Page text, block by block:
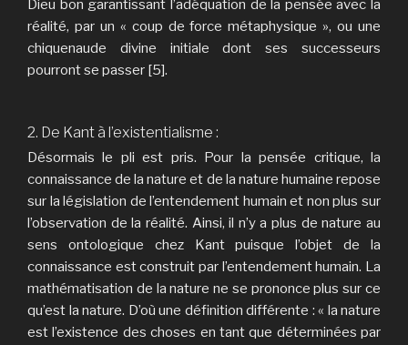
Dieu bon garantissant l’adéquation de la pensée avec la
réalité, par un « coup de force métaphysique », ou une
chiquenaude divine initiale dont ses successeurs
pourront se passer [5].
2. De Kant à l’existentialisme :
Désormais le pli est pris. Pour la pensée critique, la
connaissance de la nature et de la nature humaine repose
sur la législation de l’entendement humain et non plus sur
l’observation de la réalité. Ainsi, il n’y a plus de nature au
sens ontologique chez Kant puisque l’objet de la
connaissance est construit par l’entendement humain. La
mathématisation de la nature ne se prononce plus sur ce
qu’est la nature. D’où une définition différente : « la nature
est l’existence des choses en tant que déterminées par